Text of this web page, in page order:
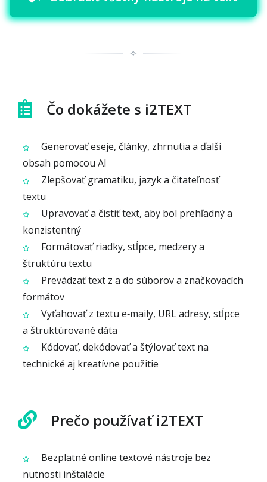
✧
Čo dokážete s i2TEXT
Generovať eseje, články, zhrnutia a ďalší
obsah pomocou AI
Zlepšovať gramatiku, jazyk a čitateľnosť
textu
Upravovať a čistiť text, aby bol prehľadný a
konzistentný
Formátovať riadky, stĺpce, medzery a
štruktúru textu
Prevádzať text z a do súborov a značkovacích
formátov
Vyťahovať z textu e‑maily, URL adresy, stĺpce
a štruktúrované dáta
Kódovať, dekódovať a štýlovať text na
technické aj kreatívne použitie
Prečo používať i2TEXT
Bezplatné online textové nástroje bez
nutnosti inštalácie